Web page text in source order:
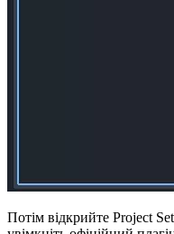
Потім відкрийте Project